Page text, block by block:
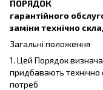
ПОРЯДОК
гарантійного
заміни технічно
Загальні положення
1. Цей Порядок
придбавають технічно
потреб